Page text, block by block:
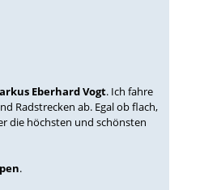
Eberhard Vogt. Ich fahre
Radstrecken ab. Egal ob flach,
die höchsten und schönsten
.